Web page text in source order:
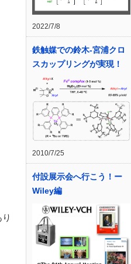
2022/7/8
鉄触媒での鈴木-宮浦クロ
スカップリングが実現！
2010/7/25
付設展示会へ行こう！ー
Wiley編